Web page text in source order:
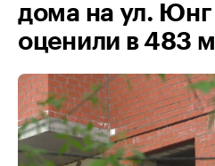
дома на ул.
оценили в 483